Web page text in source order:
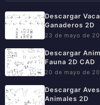
Descargar
Ganaderos 2D
23 de mayo de
Descargar
Fauna 2D CAD
20 de mayo de
Descargar
Animales 2D